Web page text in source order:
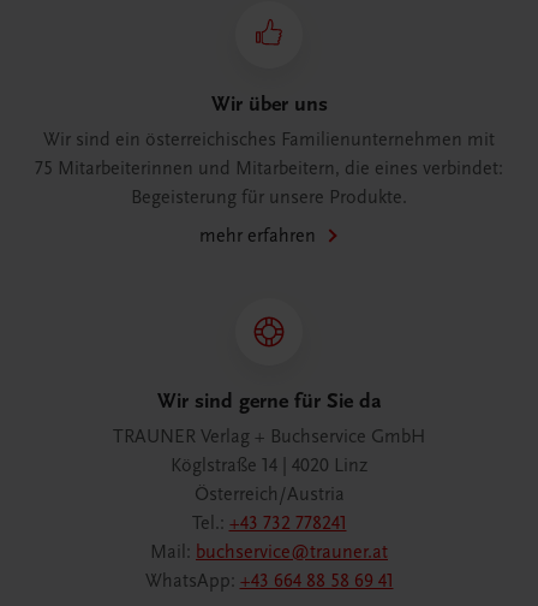
Wir über uns
Wir sind ein österreichisches Familienunternehmen mit
75 Mitarbeiterinnen und Mitarbeitern, die eines verbindet:
Begeisterung für unsere Produkte.
mehr erfahren
Wir sind gerne für Sie da
TRAUNER Verlag + Buchservice GmbH
Köglstraße 14 | 4020 Linz
Österreich/Austria
Tel.: +43 732 778241
Mail: buchservice@trauner.at
WhatsApp: +43 664 88 58 69 41